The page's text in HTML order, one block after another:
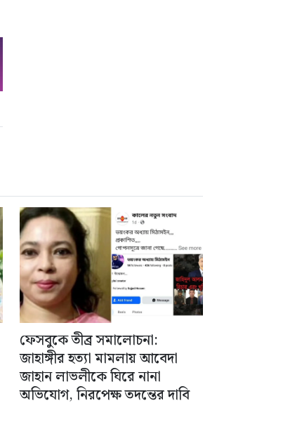
ফেসবুকে তীব্র সমালোচনা:
জাহাঙ্গীর হত্যা মামলায় আবেদা
জাহান লাভলীকে ঘিরে নানা
অভিযোগ, নিরপেক্ষ তদন্তের দাবি